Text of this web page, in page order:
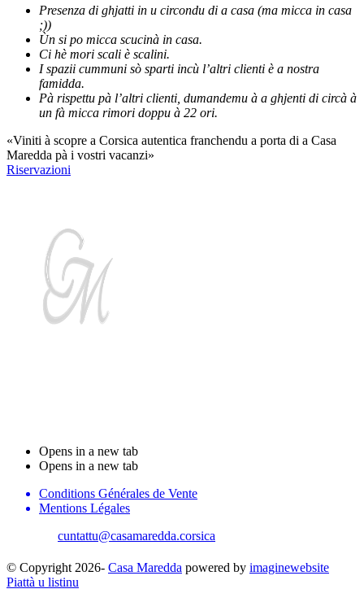
Presenza di ghjatti in u circondu di a casa (ma micca in casa
;))
Ùn si po micca scucinà in casa.
Ci hè mori scali è scalini.
I spazii cummuni sò sparti incù l’altri clienti è a nostra
famidda.
Pà rispettu pà l’altri clienti, dumandemu à a ghjenti di circà à
un fà micca rimori doppu à 22 ori.
«Viniti à scopre a Corsica autentica franchendu a porta di a Casa
Maredda pà i vostri vacanzi»
Riservazioni
Opens in a new tab
Opens in a new tab
Conditions Générales de Vente
Mentions Légales
cuntattu@casamaredda.corsica
© Copyright 2026- Casa Maredda powered by imaginewebsite
Piattà u listinu